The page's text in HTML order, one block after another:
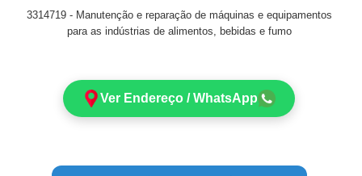
3314719 - Manutenção e reparação de máquinas e equipamentos
para as indústrias de alimentos, bebidas e fumo
Ver Endereço / WhatsApp